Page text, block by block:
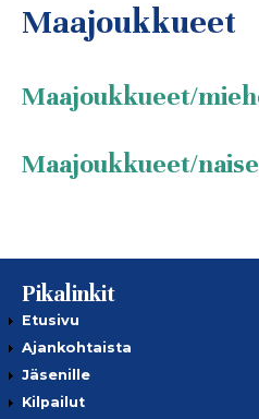
Maajoukkueet
Maajoukkueet/
Maajoukkueet/
Pikalinkit
Etusivu
Ajankohtaista
Jäsenille
Kilpailut